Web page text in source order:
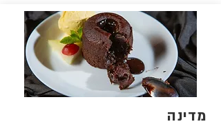
מדינה